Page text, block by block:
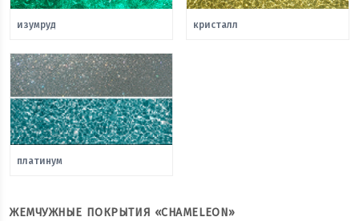
изумруд кристалл
платинум
ЖЕМЧУЖНЫЕ ПОКРЫТИЯ «CHAMELEON»